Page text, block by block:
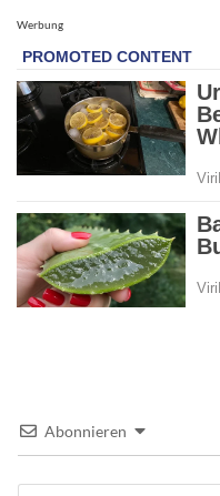
Werbung
Abonnieren